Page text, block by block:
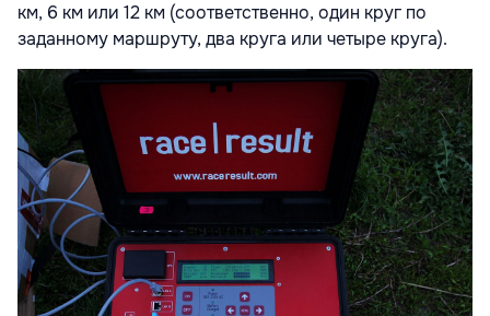
км, 6 км или 12 км (соответственно, один круг по
заданному маршруту, два круга или четыре круга).